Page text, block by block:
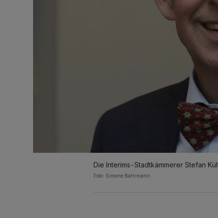
Die Interims-Stadtkämmerer Stefan
Foto: Simone Bahrmann